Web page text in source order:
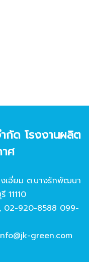
กัด โรงงานผลิต
ศ
เอี่ยม ต.บางรักพัฒนา
11110
, 02-920-8588 099-
green.com